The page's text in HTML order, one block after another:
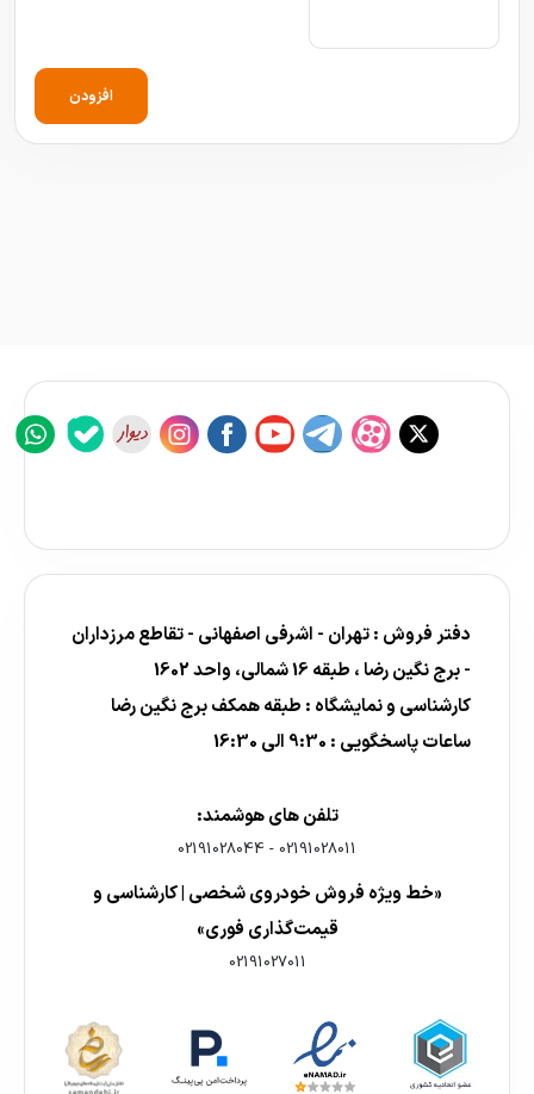
افزودن
دفتر فروش : تهران - اشرفی اصفهانی - تقاطع مرزداران
- برج نگین رضا ، طبقه 16 شمالی، واحد 1602
کارشناسی و نمایشگاه : طبقه همکف برج نگین رضا
ساعات پاسخگویی : 9:30 الی 16:30
تلفن های هوشمند:
02191028011
-
02191028044
«خط ویژه فروش خودروی شخصی | کارشناسی و
قیمت‌گذاری فوری»
02191027011